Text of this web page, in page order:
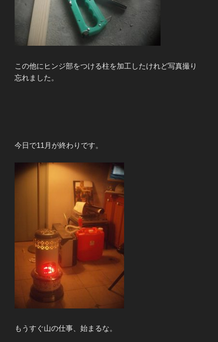
この他にヒンジ部をつける柱を加工したけれど写真撮り
忘れました。
今日で11月が終わりです。
もうすぐ山の仕事、始まるな。